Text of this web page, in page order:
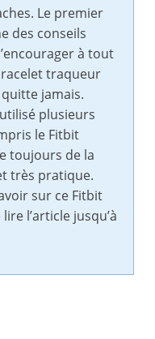
Le premier
des conseils
à tout
traqueur
jamais.
plusieurs
le Fitbit
toujours de la
très pratique.
sur ce Fitbit
l’article jusqu’à